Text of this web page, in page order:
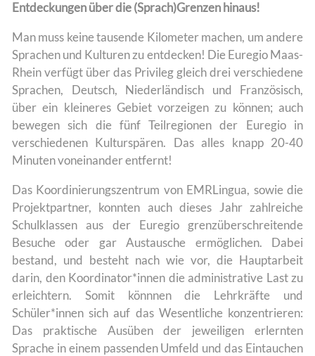
Entdeckungen über die (Sprach)Grenzen hinaus!
Man muss keine tausende Kilometer machen, um andere
Sprachen und Kulturen zu entdecken! Die Euregio Maas-
Rhein verfügt über das Privileg gleich drei verschiedene
Sprachen, Deutsch, Niederländisch und Französisch,
über ein kleineres Gebiet vorzeigen zu können; auch
bewegen sich die fünf Teilregionen der Euregio in
verschiedenen Kulturspären. Das alles knapp 20-40
Minuten voneinander entfernt!
Das Koordinierungszentrum von EMRLingua, sowie die
Projektpartner, konnten auch dieses Jahr zahlreiche
Schulklassen aus der Euregio grenzüberschreitende
Besuche oder gar Austausche ermöglichen. Dabei
bestand, und besteht nach wie vor, die Hauptarbeit
darin, den Koordinator*innen die administrative Last zu
erleichtern. Somit könnnen die Lehrkräfte und
Schüler*innen sich auf das Wesentliche konzentrieren:
Das praktische Ausüben der jeweiligen erlernten
Sprache in einem passenden Umfeld und das Eintauchen